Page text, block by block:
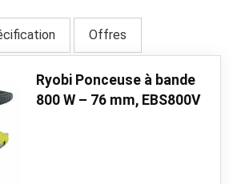
Offres
Ryobi Ponceuse à bande
800 W – 76 mm, EBS800V